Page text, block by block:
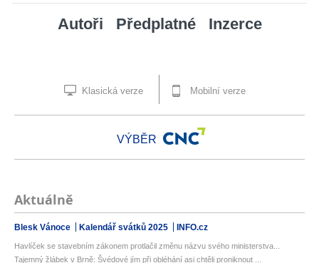
Autoři Předplatné Inzerce
Klasická verze Mobilní verze
VÝBĚR
Aktuálně
Blesk Vánoce Kalendář svátků 2025 INFO.cz
Havlíček se stavebním zákonem protlačil změnu názvu svého ministerstva...
Tajemný žlábek v Brně: Švédové jím při obléhání asi chtěli proniknout ...